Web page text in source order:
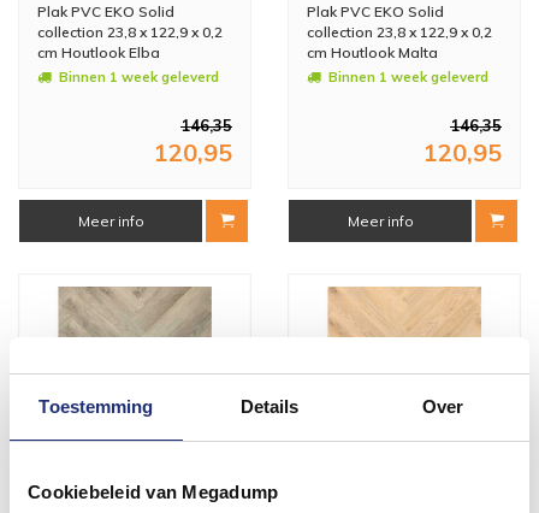
Toestemming Details Over
Cookiebeleid van Megadump
Plak PVC EKO Solid
collection 23,8 x 122,9 x 0,2
cm Houtlook Elba
(Doosinhoud: 4,1 m2)
Binnen 1 week geleverd
146,35
120,95
Meer info
Plak PVC EKO Solid
collection 23,8 x 122,9 x 0,2
cm Houtlook Malta
(Doosinhoud: 4,1 m2)
Binnen 1 week geleverd
146,35
120,95
Meer info